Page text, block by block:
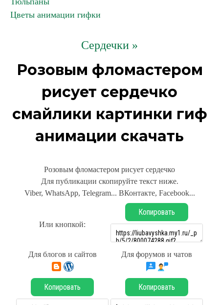
Цветы анимации гифки
Сердечки »
Розовым фломастером
рисует сердечко
смайлики картинки гиф
анимации скачать
Розовым фломастером рисует сердечко
Для публикации скопируйте текст ниже.
Viber, WhatsApp, Telegram... ВКонтакте, Facebook...
Или кнопкой:
Копировать
Для блогов и сайтов Для форумов и чатов
Копировать Копировать